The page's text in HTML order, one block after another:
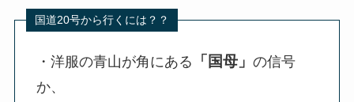
・洋服の青山が角にある 「国母」 の信号
か、